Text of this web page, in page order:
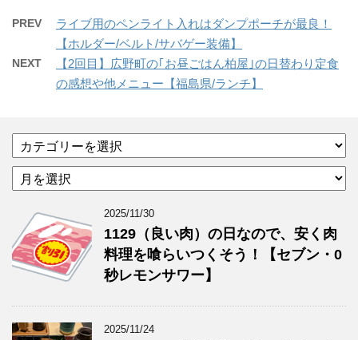
PREV
ライブ用のペンライト入れはダンプポーチが最良！
【ホルダー/ベルト/サバゲー装備】
NEXT
【2回目】広野町の｢お昼ごはん柏屋｣の日替わり定食
の感想や他メニュー【福島県/ランチ】
テ
ゴ
リ
ア
ー
ブ
2025/11/30
1129（良い肉）の日なので、安く肉
料理を喰らいつくそう！【セブン・0
秒レモンサワー】
2025/11/24